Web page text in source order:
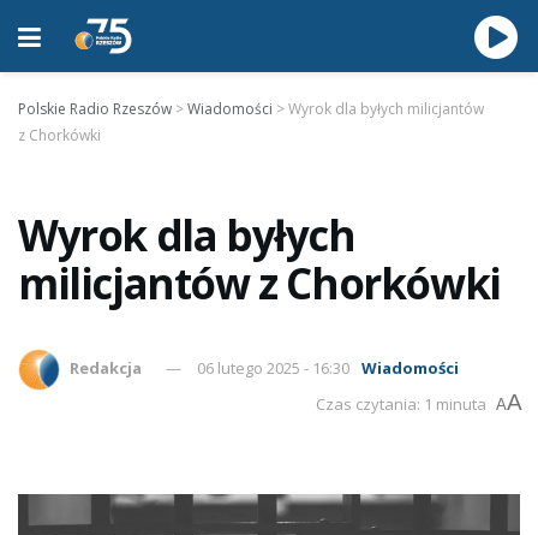
Polskie Radio Rzeszów >Wiadomości >Wyrok dla byłych milicjantów
z Chorkówki
Wyrok dla byłych
milicjantów z Chorkówki
Redakcja 06 lutego 2025 - 16:30 Wiadomości
Czas czytania: 1 minuta AA